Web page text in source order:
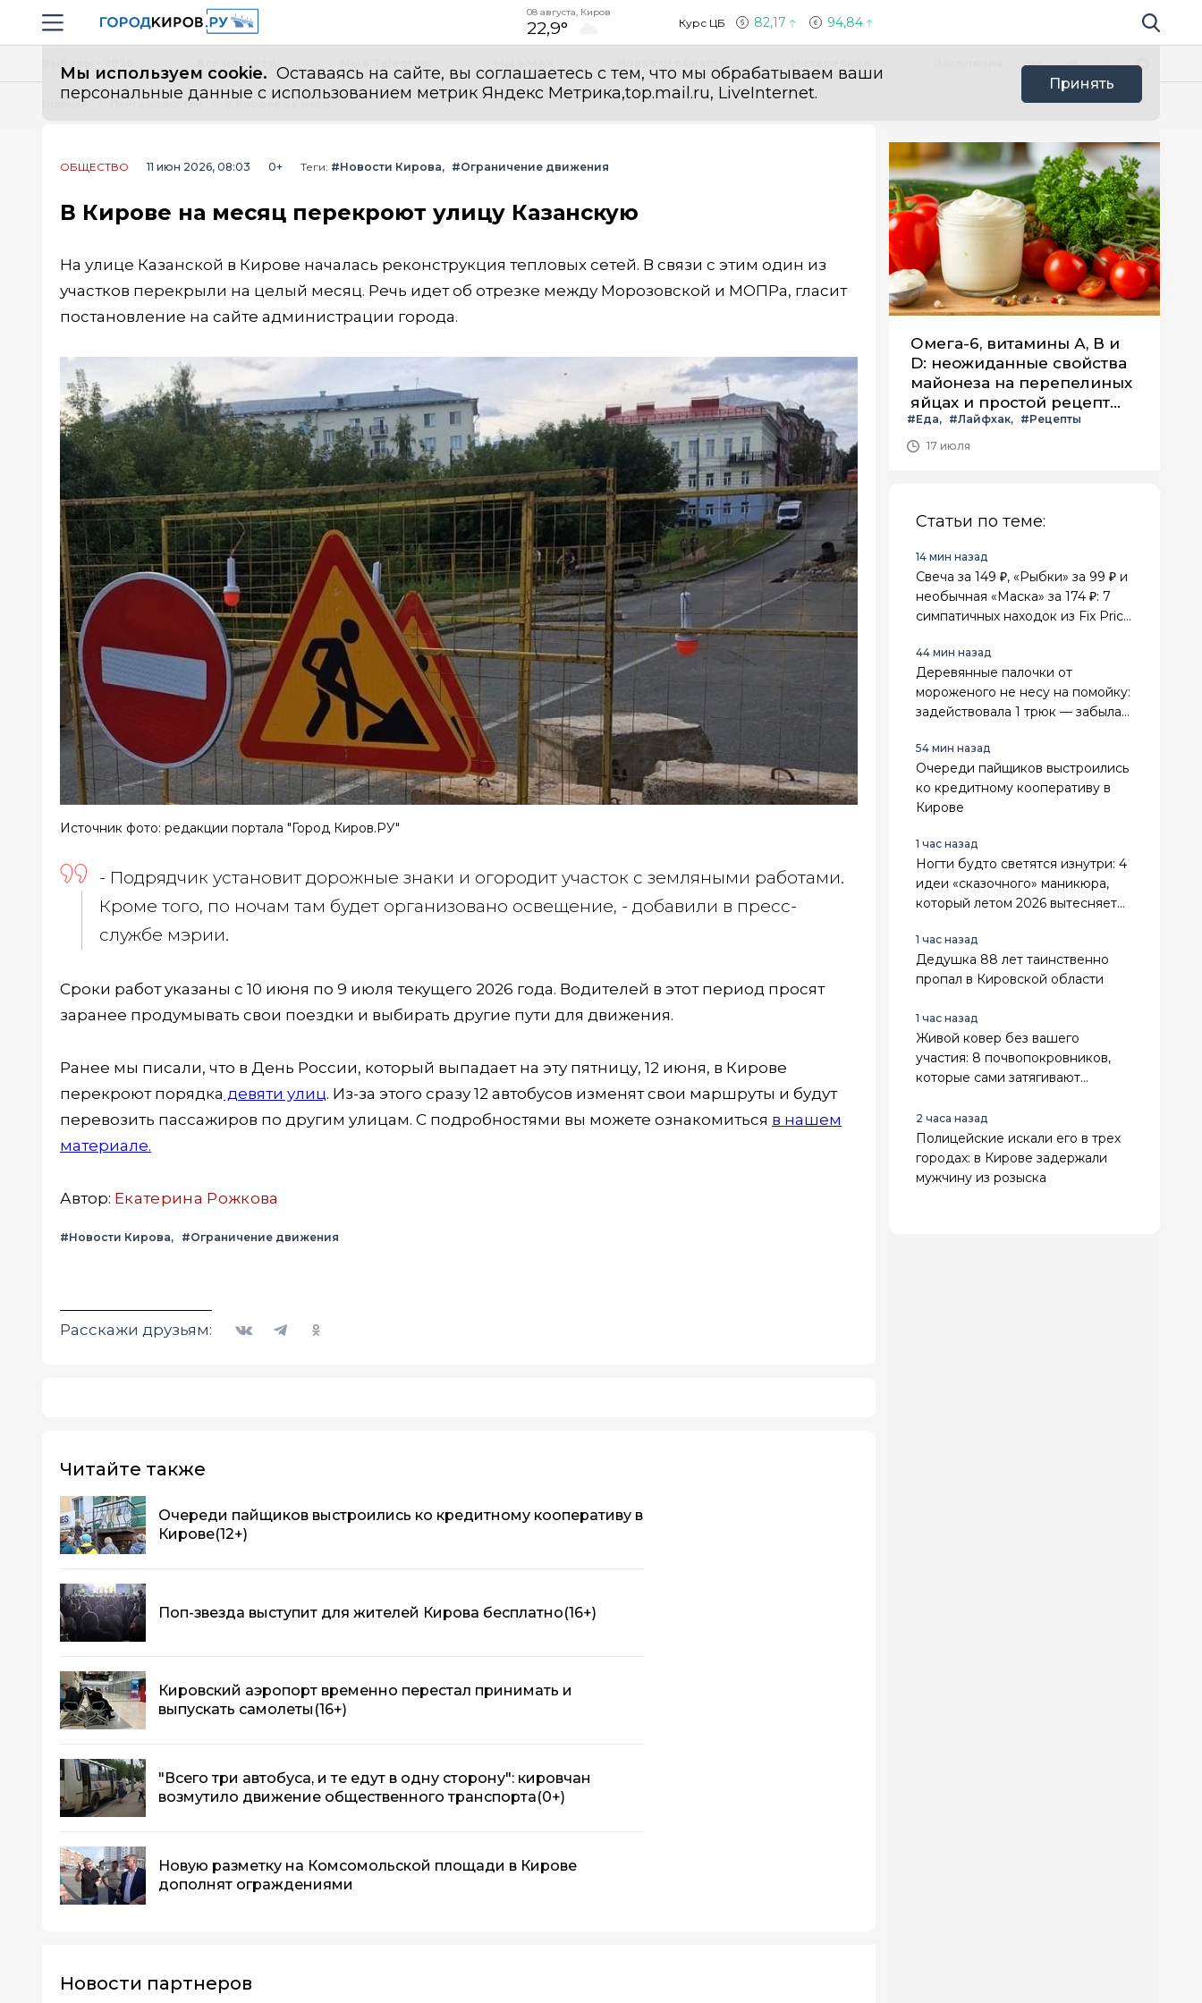
Навигация сайта
08 августа, Киров
22,9° Курс ЦБ 82,17 94,84 Поиск по
Мы используем cookie. Оставаясь на сайте, вы соглашаетесь с тем, что мы обрабатываем ваши
персональные данные с использованием метрик Яндекс Метрика,top.mail.ru, LiveInternet.
Принять
Все новости
Главная Лента новостей
ОБЩЕСТВО 11 июн 2026, 08:03 0+ Теги: #Новости Кирова #Ограничение движения
В Кирове на месяц перекроют улицу Казанскую
На улице Казанской в Кирове началась реконструкция тепловых сетей. В связи с этим один из
участков перекрыли на целый месяц. Речь идет об отрезке между Морозовской и МОПРа, гласит
постановление на сайте администрации города.
Источник фото: редакции портала "Город Киров.РУ"
- Подрядчик установит дорожные знаки и огородит участок с земляными работами.
Кроме того, по ночам там будет организовано освещение, - добавили в пресс-
службе мэрии.
Сроки работ указаны с 10 июня по 9 июля текущего 2026 года. Водителей в этот период просят
заранее продумывать свои поездки и выбирать другие пути для движения.
Ранее мы писали, что в День России, который выпадает на эту пятницу, 12 июня, в Кирове
перекроют порядка девяти улиц. Из-за этого сразу 12 автобусов изменят свои маршруты и будут
перевозить пассажиров по другим улицам. С подробностями вы можете ознакомиться в нашем
материале.
Автор: Екатерина Рожкова
#Новости Кирова #Ограничение движения
Расскажи друзьям:
Читайте также
Очереди пайщиков выстроились ко кредитному кооперативу в
Кирове(12+)
Поп-звезда выступит для жителей Кирова бесплатно(16+)
Кировский аэропорт временно перестал принимать и
выпускать самолеты (16+)
"Всего три автобуса, и те едут в одну сторону": кировчан
возмутило движение общественного транспорта(0+)
Новую разметку на Комсомольской площади в Кирове
дополнят ограждениями
Новости партнеров
Омега-6, витамины А, В и
D: неожиданные свойства
майонеза на перепелиных
яйцах и простой рецепт
летнего салата с ним
#Еда #Лайфхак
#Рецепты
17 июля
Статьи по теме:
14 мин назад
Свеча за 149 ₽, «Рыбки» за 99 ₽ и
необычная «Маска» за 174 ₽: 7
симпатичных находок из Fix Price
44 мин назад
Деревянные палочки от
мороженого не несу на помойку:
задействовала 1 трюк — забыла
маркировок для рассады
54 мин назад
Очереди пайщиков выстроились
ко кредитному кооперативу в
Кирове
1 час назад
Ногти будто светятся изнутри: 4
идеи «сказочного» маникюра,
который летом 2026 вытесняет
1 час назад
Дедушка 88 лет таинственно
пропал в Кировской области
1 час назад
Живой ковер без вашего
участия: 8 почвопокровников,
которые сами затягивают
гуще — мой топ
2 часа назад
Полицейские искали его в трех
городах: в Кирове задержали
мужчину из розыска